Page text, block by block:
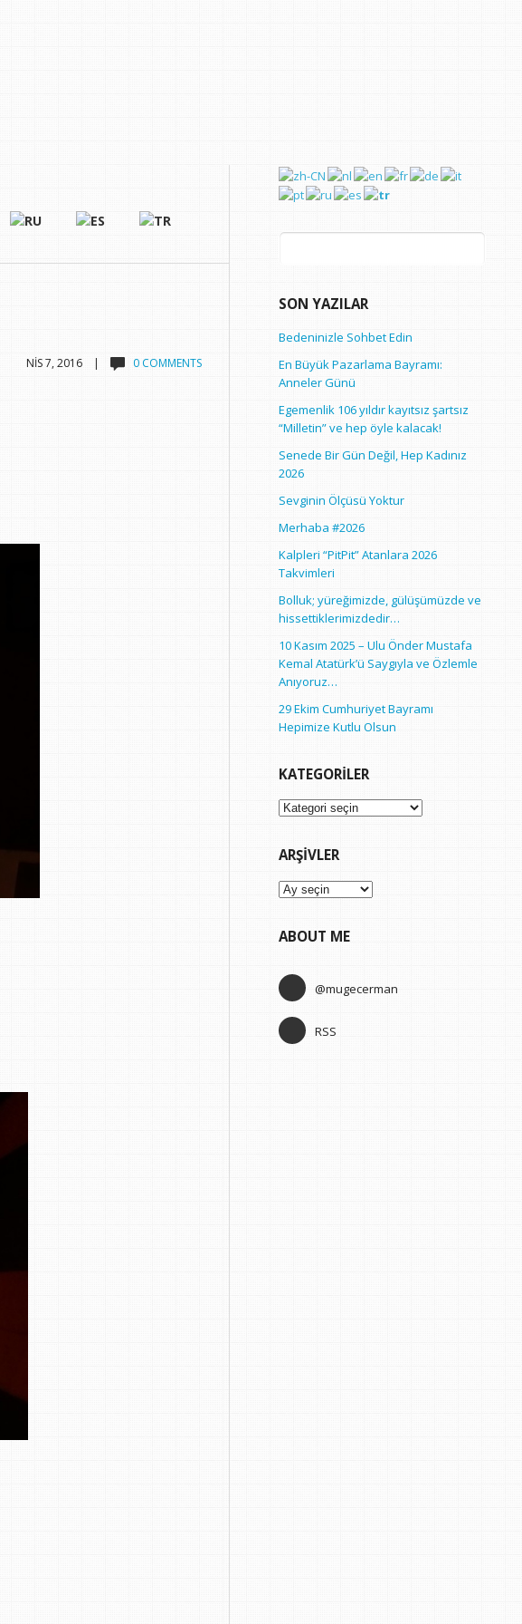
NIS 7, 2016 | 0 COMMENTS
Arama:
SON YAZILAR
Bedeninizle Sohbet Edin
En Büyük Pazarlama Bayramı:
Anneler Günü
Egemenlik 106 yıldır kayıtsız şartsız
“Milletin” ve hep öyle kalacak!
Senede Bir Gün Değil, Hep Kadınız
2026
Sevginin Ölçüsü Yoktur
Merhaba #2026
Kalpleri “PitPit” Atanlara 2026
Takvimleri
Bolluk; yüreğimizde, gülüşümüzde ve
hissettiklerimizdedir…
10 Kasım 2025 – Ulu Önder Mustafa
Kemal Atatürk’ü Saygıyla ve Özlemle
Anıyoruz…
29 Ekim Cumhuriyet Bayramı
Hepimize Kutlu Olsun
KATEGORILER
Kategoriler
ARŞIVLER
Arşivler
ABOUT ME
@mugecerman
RSS